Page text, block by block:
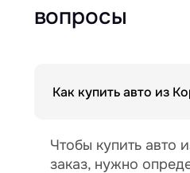
вопросы
Как купить авто из
Чтобы купить авто
заказ, нужно